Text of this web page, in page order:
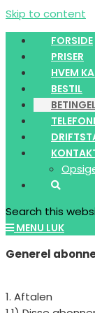
Skip to content
FORSIDE
PRISER
HVEM
BESTIL
TELEFONI
Search this
MENU LUK
Generel
1. Aftalen